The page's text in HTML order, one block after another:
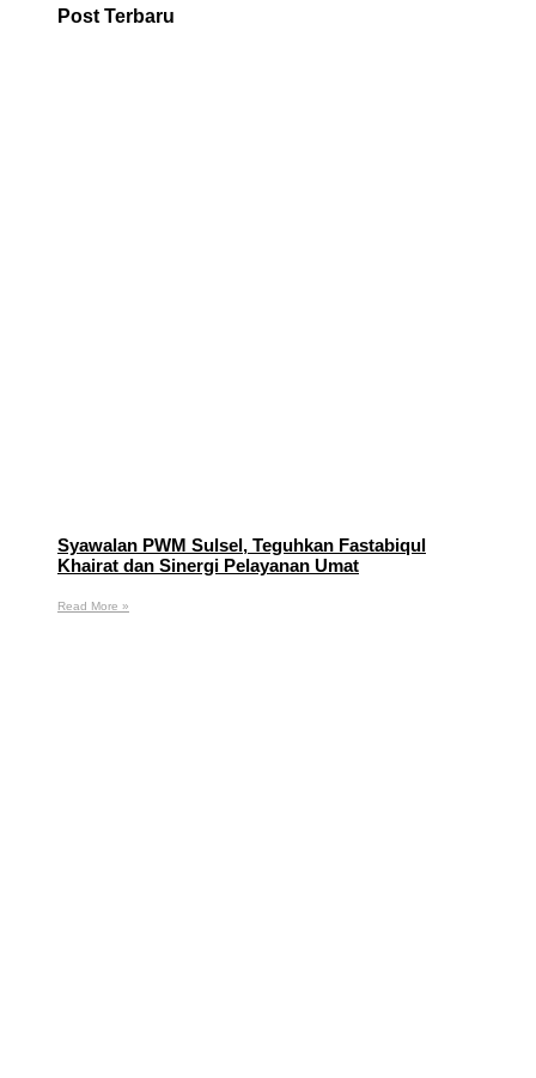
Post Terbaru
Syawalan PWM Sulsel, Teguhkan Fastabiqul
Khairat dan Sinergi Pelayanan Umat
Read More »